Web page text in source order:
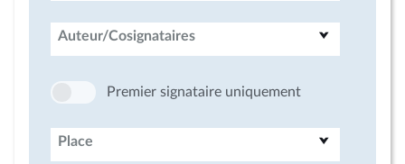
Auteur/Cosignataires
Premier signataire uniquement
Place